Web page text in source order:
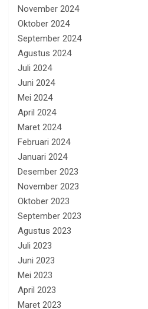
November 2024
Oktober 2024
September 2024
Agustus 2024
Juli 2024
Juni 2024
Mei 2024
April 2024
Maret 2024
Februari 2024
Januari 2024
Desember 2023
November 2023
Oktober 2023
September 2023
Agustus 2023
Juli 2023
Juni 2023
Mei 2023
April 2023
Maret 2023